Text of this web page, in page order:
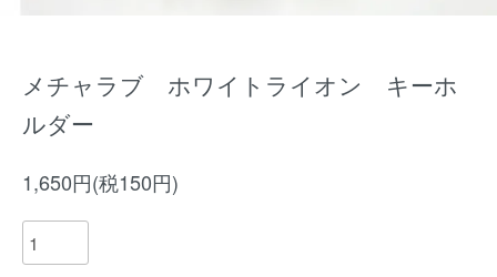
メチャラブ ホワイトライオン キーホ
ルダー
1,650円(税150円)